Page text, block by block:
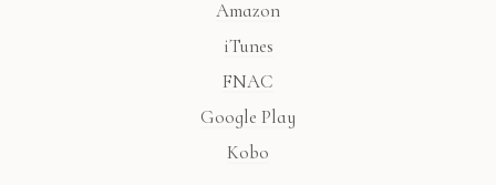
Amazon
iTunes
FNAC
Google Play
Kobo